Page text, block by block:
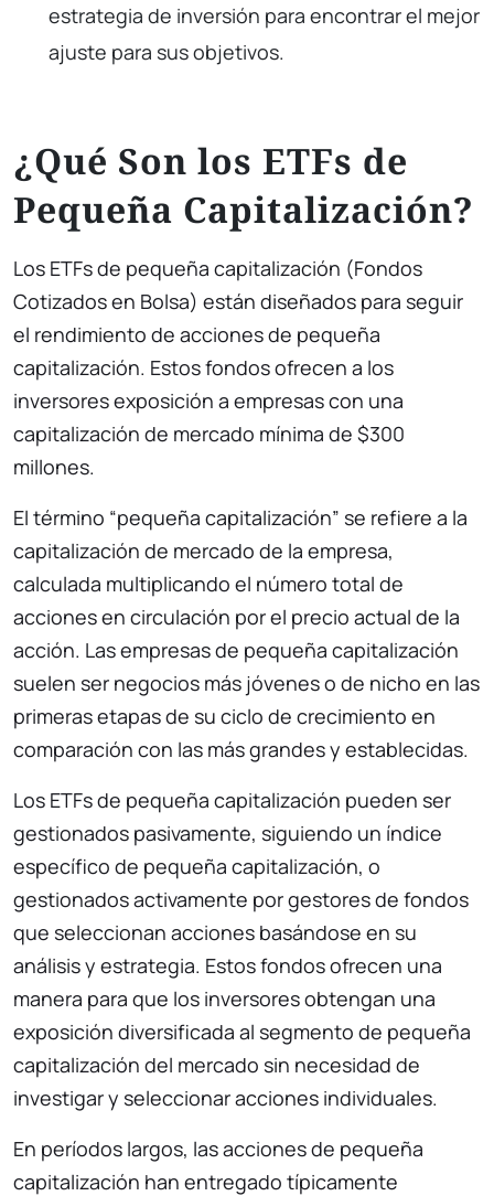
estrategia de inversión para encontrar el mejor
ajuste para sus objetivos.
¿Qué Son los ETFs de
Pequeña Capitalización?
Los ETFs de pequeña capitalización (Fondos
Cotizados en Bolsa) están diseñados para seguir
el rendimiento de acciones de pequeña
capitalización. Estos fondos ofrecen a los
inversores exposición a empresas con una
capitalización de mercado mínima de $300
millones.
El término “pequeña capitalización” se refiere a la
capitalización de mercado de la empresa,
calculada multiplicando el número total de
acciones en circulación por el precio actual de la
acción. Las empresas de pequeña capitalización
suelen ser negocios más jóvenes o de nicho en las
primeras etapas de su ciclo de crecimiento en
comparación con las más grandes y establecidas.
Los ETFs de pequeña capitalización pueden ser
gestionados pasivamente, siguiendo un índice
específico de pequeña capitalización, o
gestionados activamente por gestores de fondos
que seleccionan acciones basándose en su
análisis y estrategia. Estos fondos ofrecen una
manera para que los inversores obtengan una
exposición diversificada al segmento de pequeña
capitalización del mercado sin necesidad de
investigar y seleccionar acciones individuales.
En períodos largos, las acciones de pequeña
capitalización han entregado típicamente